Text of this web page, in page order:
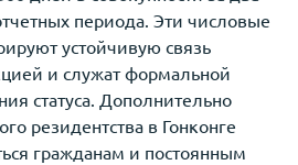
периода. Эти числовые
устойчивую связь
и служат формальной
статуса. Дополнительно
резидентства в Гонконге
гражданам и постоянным